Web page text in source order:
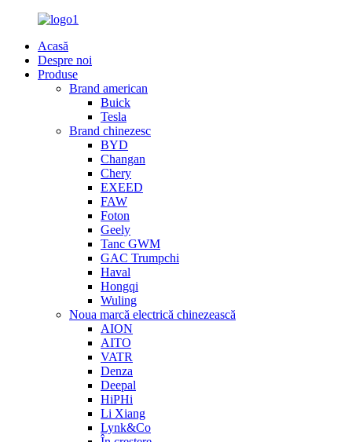
Acasă
Despre noi
Produse
Brand american
Buick
Tesla
Brand chinezesc
BYD
Changan
Chery
EXEED
FAW
Foton
Geely
Tanc GWM
GAC Trumpchi
Haval
Hongqi
Wuling
Noua marcă electrică chinezească
AION
AITO
VATR
Denza
Deepal
HiPHi
Li Xiang
Lynk&Co